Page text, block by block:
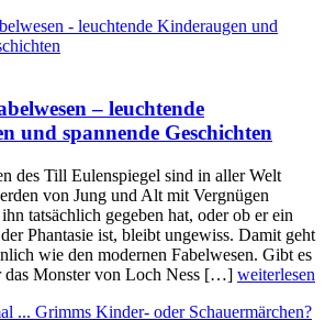
– leuchtende
und spannende Geschichten
des Till Eulenspiegel sind in aller Welt
von Jung und Alt mit Vergnügen
tatsächlich gegeben hat, oder ob er ein
Phantasie ist, bleibt ungewiss. Damit geht
wie den modernen Fabelwesen. Gibt es
das Monster von Loch Ness […] weiterlesen